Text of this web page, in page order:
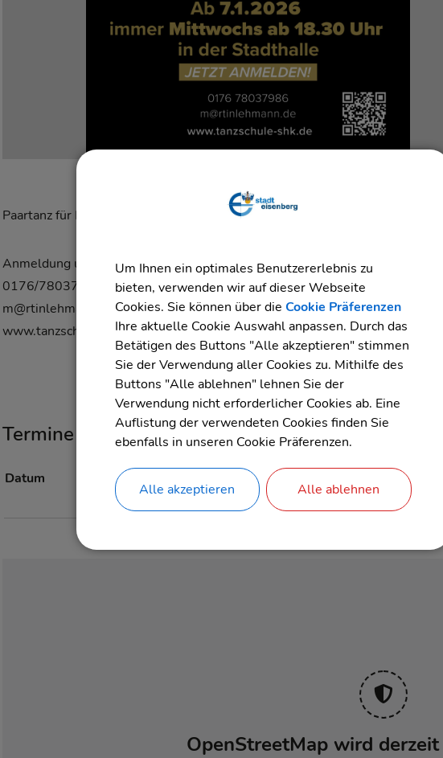
Paartanz für Rückkehrer und Fortgeschrittene.
Anmeldung unter:
0176/78037986 oder
m@rtinlehmann.de
www.tanzschule-shk.de
Termine
Datum Uhrzeit
Link
OpenStreetMap wird
Um Ihnen ein optimales Benutzererlebnis zu
bieten, verwenden wir auf dieser Webseite
Cookies. Sie können über die Cookie Präferenzen
Ihre aktuelle Cookie Auswahl anpassen. Durch das
Betätigen des Buttons "Alle akzeptieren" stimmen
Sie der Verwendung aller Cookies zu. Mithilfe des
Buttons "Alle ablehnen" lehnen Sie der
Verwendung nicht erforderlicher Cookies ab. Eine
Auflistung der verwendeten Cookies finden Sie
ebenfalls in unseren Cookie Präferenzen.
Alle akzeptieren Alle ablehnen